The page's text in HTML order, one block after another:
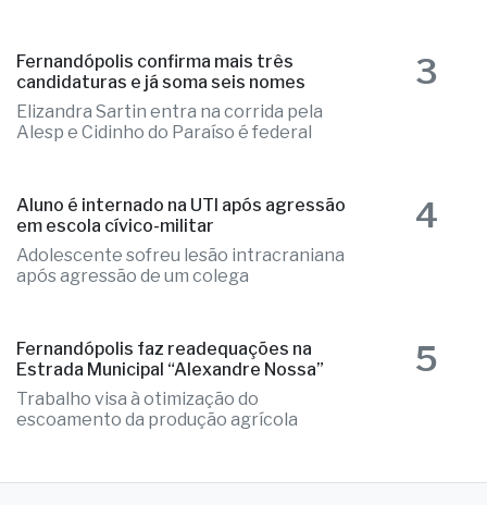
Fernandópolis confirma mais três
candidaturas e já soma seis nomes
Elizandra Sartin entra na corrida pela
Alesp e Cidinho do Paraíso é federal
3
Aluno é internado na UTI após agressão
em escola cívico-militar
Adolescente sofreu lesão intracraniana
após agressão de um colega
4
Fernandópolis faz readequações na
Estrada Municipal “Alexandre Nossa”
Trabalho visa à otimização do
escoamento da produção agrícola
5